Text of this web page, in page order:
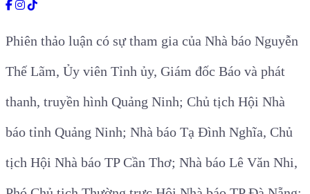
Phiên thảo luận có sự tham gia của Nhà báo Nguyễn
Thế Lãm, Ủy viên Tỉnh ủy, Giám đốc Báo và phát
thanh, truyền hình Quảng Ninh; Chủ tịch Hội Nhà
báo tỉnh Quảng Ninh; Nhà báo Tạ Đình Nghĩa, Chủ
tịch Hội Nhà báo TP Cần Thơ; Nhà báo Lê Văn Nhi,